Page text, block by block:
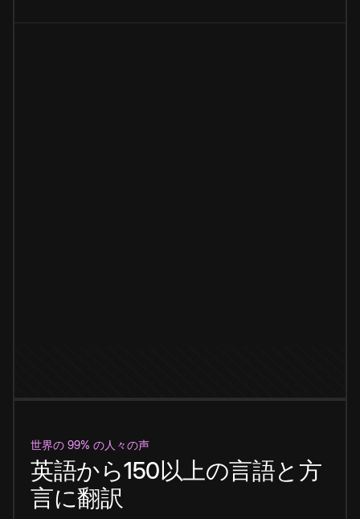
世界の 99% の人々の声
英語から150以上の言語と方
言に翻訳